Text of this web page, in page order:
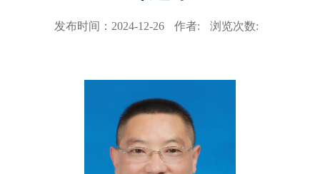
发布时间： 2024-12-26 作者: 浏览次数: